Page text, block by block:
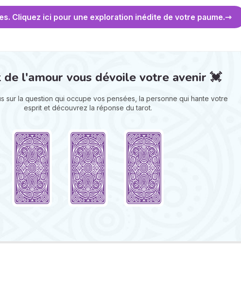
Cliquez ici pour une exploration inédite de votre paume.
de l'amour vous dévoile votre avenir 💓
sur la question qui occupe vos pensées, la personne qui hante votre
esprit et découvrez la réponse du tarot.